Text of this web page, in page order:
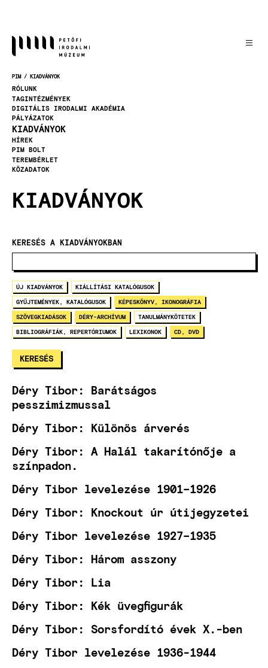
MORZSA
PIM KIADVÁNYOK
RÓLUNK
TAGINTÉZMÉNYEK
DIGITÁLIS IRODALMI AKADÉMIA
PÁLYÁZATOK
KIADVÁNYOK
HÍREK
PIM BOLT
TEREMBÉRLET
KÖZADATOK
KIADVÁNYOK
KERESÉS A KIADVÁNYOKBAN
ÚJ KIADVÁNYOK KIÁLLÍTÁSI KATALÓGUSOK
GYŰJTEMÉNYEK, KATALÓGUSOK KÉPESKÖNYV, IKONOGRÁFIA
SZÖVEGKIADÁSOK DÉRY-ARCHÍVUM TANULMÁNYKÖTETEK
BIBLIOGRÁFIÁK, REPERTÓRIUMOK LEXIKONOK CD, DVD
Déry Tibor: Barátságos
pesszimizmussal
Déry Tibor: Különös árverés
Déry Tibor: A Halál takarítónője a
színpadon.
Déry Tibor levelezése 1901–1926
Déry Tibor: Knockout úr útijegyzetei
Déry Tibor levelezése 1927–1935
Déry Tibor: Három asszony
Déry Tibor: Lia
Déry Tibor: Kék üvegfigurák
Déry Tibor: Sorsfordító évek X.-ben
Déry Tibor levelezése 1936-1944